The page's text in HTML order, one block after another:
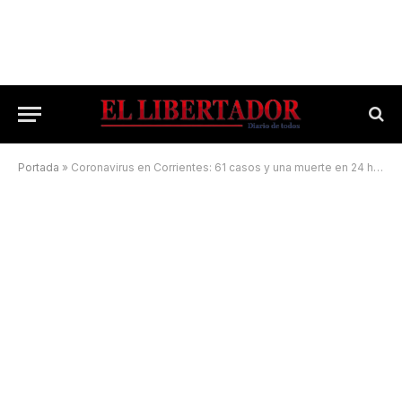
Portada » Coronavirus en Corrientes: 61 casos y una muerte en 24 horas